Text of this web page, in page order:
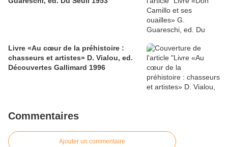
Livre «Au cœur de la préhistoire :
chasseurs et artistes» D. Vialou, ed.
Découvertes Gallimard 1996
Commentaires
Ajouter un commentaire